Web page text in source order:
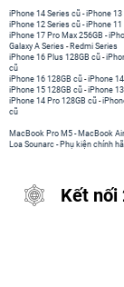
iPhone 14 Series cũ -iPhone 13
iPhone 12 Series cũ -iPhone 11
iPhone 17 Pro Max 256GB -
Galaxy A Series - Redmi Series
iPhone 16 Plus 128GB cũ -
cũ
iPhone 16 128GB cũ -iPhone
iPhone 15 128GB cũ -iPhone
iPhone 14 Pro 128GB cũ -
cũ
MacBook Pro M5 - MacBook
Loa Sounarc - Phụ kiện chính
Kết nối